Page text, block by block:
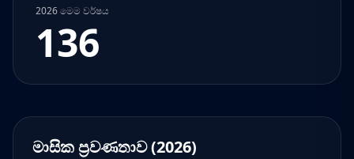
2026 මෙම වර්ෂය
136
මාසික ප්‍රවණතාව (2026)